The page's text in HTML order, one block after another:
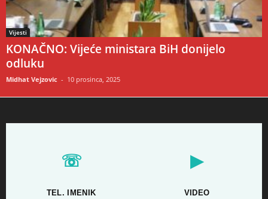
Vijesti
KONAČNO: Vijeće ministara BiH donijelo
odluku
Midhat Vejzovic - 10 prosinca, 2025
☏
TEL. IMENIK
▶
VIDEO